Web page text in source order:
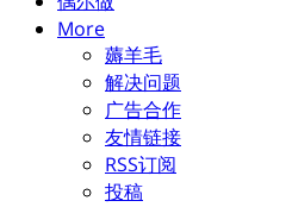
More
薅羊毛
解决问题
广告合作
友情链接
RSS订阅
投稿